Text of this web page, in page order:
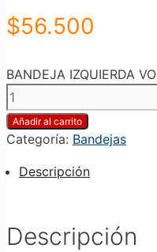
$56.500
BANDEJA IZQUIERDA
Añadir al carrito
Categoría: Bandejas
Descripción
Descripción